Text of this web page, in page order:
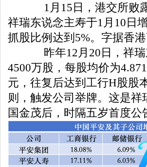
1月15日，港交所败
祥瑞东说念主寿于1月10日
抓股比例达到5%。字据香
昨年12月20日，祥瑞
4500万股，每股均价为
元，往复后达到工行H股股
则，触发公司举牌。这是
国金茂后，时隔五岁首度公